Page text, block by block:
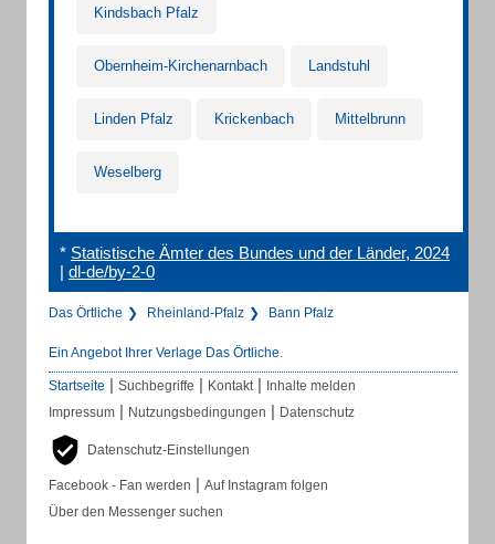
Kindsbach Pfalz
Obernheim-Kirchenarnbach Landstuhl
Linden Pfalz Krickenbach Mittelbrunn
Weselberg
* Statistische Ämter des Bundes und der Länder, 2024
| dl-de/by-2-0
Das Örtliche Rheinland-Pfalz Bann Pfalz
Ein Angebot Ihrer Verlage Das Örtliche.
Startseite | Suchbegriffe | Kontakt | Inhalte melden
Impressum | Nutzungsbedingungen | Datenschutz
Datenschutz-Einstellungen
Facebook - Fan werden | Auf Instagram folgen
Über den Messenger suchen